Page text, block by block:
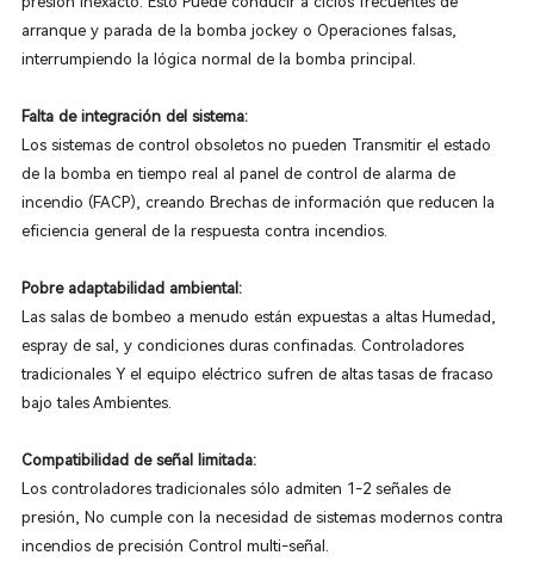
arranque y parada de la bomba jockey o Operaciones falsas,
interrumpiendo la lógica normal de la bomba principal.
Falta de integración del sistema:
Los sistemas de control obsoletos no pueden Transmitir el estado
de la bomba en tiempo real al panel de control de alarma de
incendio (FACP), creando Brechas de información que reducen la
eficiencia general de la respuesta contra incendios.
Pobre adaptabilidad ambiental:
Las salas de bombeo a menudo están expuestas a altas Humedad,
espray de sal, y condiciones duras confinadas. Controladores
tradicionales Y el equipo eléctrico sufren de altas tasas de fracaso
bajo tales Ambientes.
Compatibilidad de señal limitada:
Los controladores tradicionales sólo admiten 1-2 señales de
presión, No cumple con la necesidad de sistemas modernos contra
incendios de precisión Control multi-señal.